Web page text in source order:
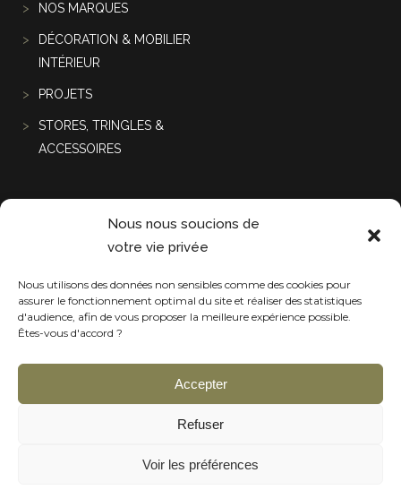
Nous nous soucions de
votre vie privée
Nous utilisons des données non sensibles comme des cookies pour
assurer le fonctionnement optimal du site et réaliser des statistiques
d'audience, afin de vous proposer la meilleure expérience possible.
Êtes-vous d'accord ?
Accepter
Refuser
Voir les préférences
NOS MARQUES
DÉCORATION & MOBILIER
INTÉRIEUR
PROJETS
STORES, TRINGLES &
ACCESSOIRES
Projets récentes